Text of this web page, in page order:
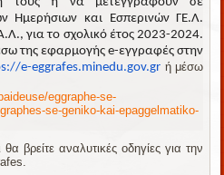
Ημερήσιων και Εσπερινών ΓΕ.Λ.
για το σχολικό έτος 2023-2024.
της εφαρμογής e-εγγραφές στην
e-eggrafes.minedu.gov.gr ή μέσω
eggraphe-se-
se-geniko-kai-epaggelmatiko-
βρείτε αναλυτικές οδηγίες για την